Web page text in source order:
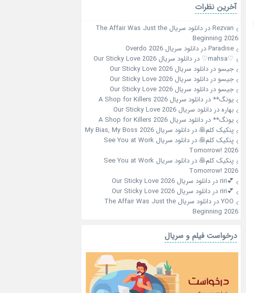
آخرین نظرات
Rezvanدر
دانلود سریال The Affair Was Just the
Beginning 2026
Paradiseدر دانلود سریال Overdo 2026
♡mahsa♡
در دانلود سریال Our Sticky Love 2026
جیسو در دانلود سریال Our Sticky Love 2026
جیسو در دانلود سریال Our Sticky Love 2026
جیسو در دانلود سریال Our Sticky Love 2026
یونگ** در دانلود سریال A Shop for Killers 2026
بهارهدر دانلود سریال Our Sticky Love 2026
یونگ** در دانلود سریال A Shop for Killers 2026
پنکیک کلم🥞در دانلود سریال My Bias, My Boss 2026
پنکیک کلم🥞در
دانلود سریال See You at Work
Tomorrow! 2026
پنکیک کلم🥞در
دانلود سریال See You at Work
Tomorrow! 2026
💕riri
در دانلود سریال Our Sticky Love 2026
💕riri
در دانلود سریال Our Sticky Love 2026
YOOدر
دانلود سریال The Affair Was Just the
Beginning 2026
درخواست فیلم و سریال